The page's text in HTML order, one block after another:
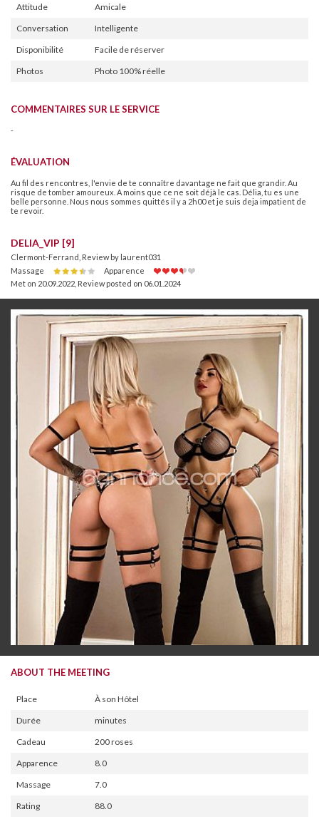
Attitude
Amicale
Conversation
Intelligente
Disponibilité
Facile de réserver
Photos
Photo 100% réelle
COMMENTAIRES SUR LE SERVICE
-
ÉVALUATION
Au fil des rencontres, l'envie de te connaître davantage ne fait que grandir. Au
risque de tomber amoureux. A moins que ce ne soit déjà le cas. Délia, tu es une
belle personne. Nous nous sommes quittés il y a 2h00 et je suis deja impatient de
te revoir.
DELIA_VIP [9]
Clermont-Ferrand, Review by laurent031
Massage
Apparence
Met on 20.09.2022 Review posted on 06.01.2024
ABOUT THE MEETING
Place
À son Hôtel
Durée
minutes
Cadeau
200 roses
Apparence
8.0
Massage
7.0
Rating
88.0